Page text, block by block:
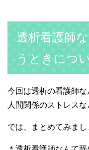
透析看護師
うときにつ
今回は透析の看護師な
人間関係のストレス
では、まとめてみまし